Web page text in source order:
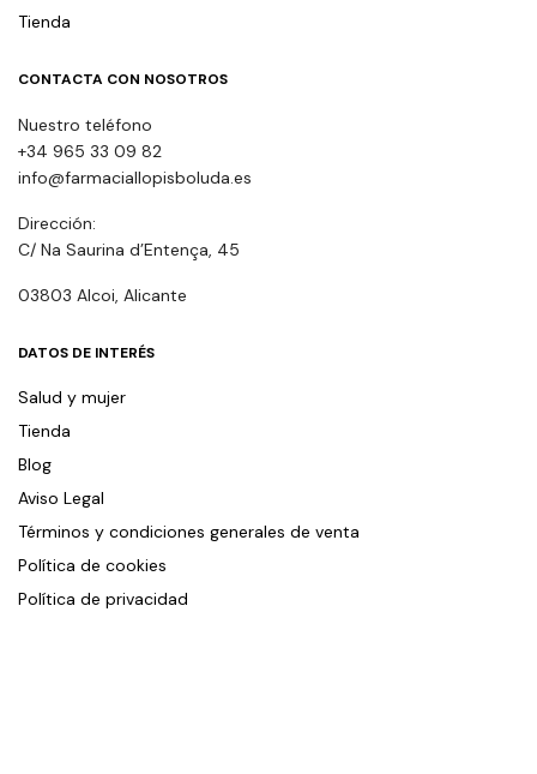
Tienda
CONTACTA CON NOSOTROS
Nuestro teléfono
+34 965 33 09 82
info@farmaciallopisboluda.es
Dirección:
C/ Na Saurina d’Entença, 45
03803 Alcoi, Alicante
DATOS DE INTERÉS
Salud y mujer
Tienda
Blog
Aviso Legal
Términos y condiciones generales de venta
Política de cookies
Política de privacidad